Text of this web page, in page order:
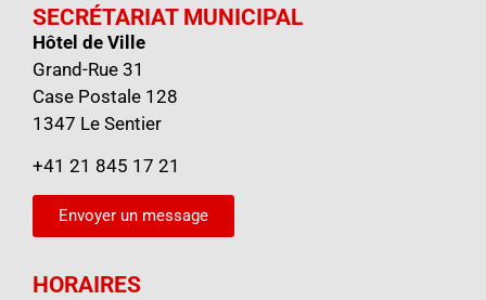
SECRÉTARIAT MUNICIPAL
Hôtel de Ville
Grand-Rue 31
Case Postale 128
1347 Le Sentier
+41 21 845 17 21
Envoyer un message
HORAIRES